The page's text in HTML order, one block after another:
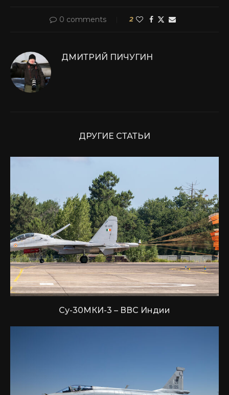
0 comments 2
ДМИТРИЙ ПИЧУГИН
ДРУГИЕ СТАТЬИ
Су-30МКИ-3 – ВВС Индии